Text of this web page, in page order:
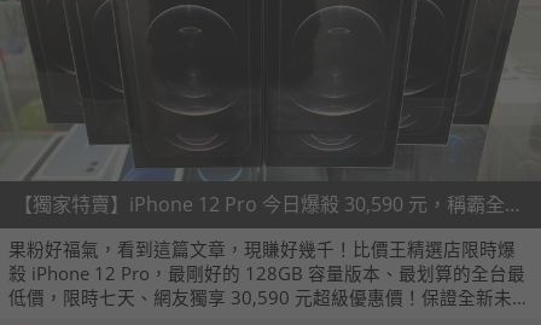
【獨家特賣】iPhone 12 Pro 今日爆殺 30,590 元，稱霸全台無敵價！(4/21~4/27)
果粉好福氣，看到這篇文章，現賺好幾千！比價王精選店限時爆
殺 iPhone 12 Pro，最剛好的 128GB 容量版本、最划算的全台最
低價，限時七天、網友獨享 30,590 元超級優惠價！保證全新未